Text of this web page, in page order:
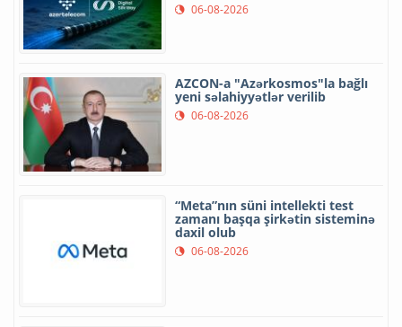
06-08-2026
AZCON-a "Azərkosmos"la bağlı
yeni səlahiyyətlər verilib
06-08-2026
“Meta”nın süni intellekti test
zamanı başqa şirkətin sisteminə
daxil olub
06-08-2026